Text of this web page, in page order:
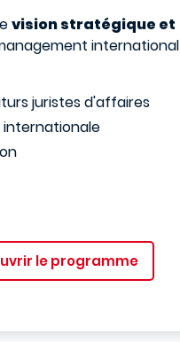
vision stratégique et
international
juristes d'affaires
internationale
le programme